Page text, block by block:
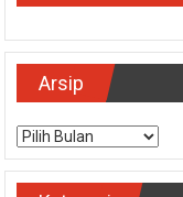
Arsip
Arsip